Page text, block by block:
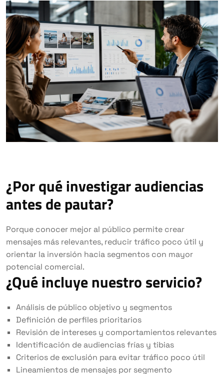
¿Por qué investigar audiencias
antes de pautar?
Porque conocer mejor al público permite crear
mensajes más relevantes, reducir tráfico poco útil y
orientar la inversión hacia segmentos con mayor
potencial comercial.
¿Qué incluye nuestro servicio?
Análisis de público objetivo y segmentos
Definición de perfiles prioritarios
Revisión de intereses y comportamientos relevantes
Identificación de audiencias frías y tibias
Criterios de exclusión para evitar tráfico poco útil
Lineamientos de mensajes por segmento